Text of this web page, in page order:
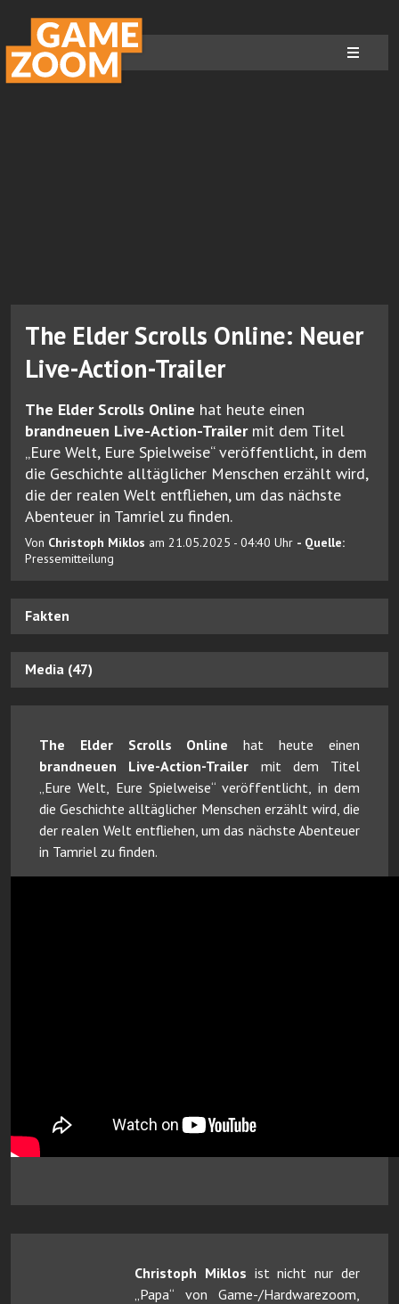
The Elder Scrolls Online: Neuer
Live-Action-Trailer
The Elder Scrolls Online hat heute einen
brandneuen Live-Action-Trailermit dem Titel
„Eure Welt, Eure Spielweise“ veröffentlicht, in dem
die Geschichte alltäglicher Menschen erzählt wird,
die der realen Welt entfliehen, um das nächste
Abenteuer in Tamriel zu finden.
Von Christoph Miklos am 21.05.2025 - 04:40 Uhr - Quelle:
Pressemitteilung
Fakten
Media (47)
The Elder Scrolls Online hat heute einen
brandneuen Live-Action-Trailer mit dem Titel
„Eure Welt, Eure Spielweise“ veröffentlicht, in dem
die Geschichte alltäglicher Menschen erzählt wird, die
der realen Welt entfliehen, um das nächste Abenteuer
in Tamriel zu finden.
Christoph Miklos ist nicht nur der
„Papa“ von Game-/Hardwarezoom,